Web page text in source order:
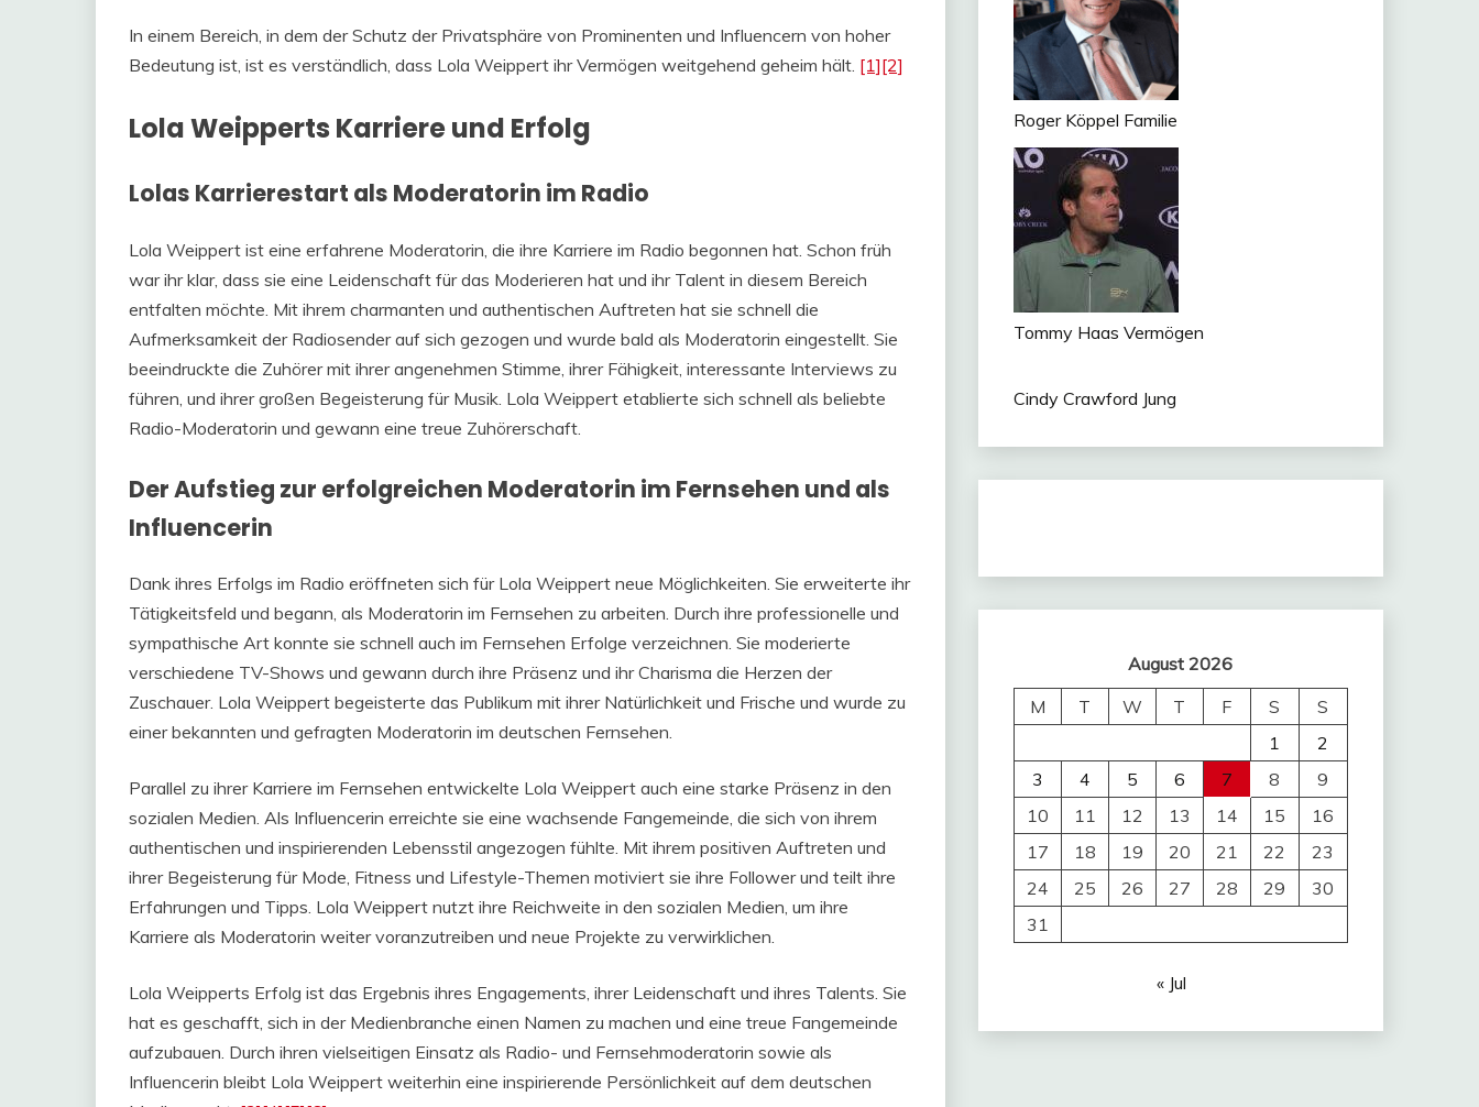
In einem Bereich, in dem der Schutz der Privatsphäre von Prominenten und Influencern von hoher
Bedeutung ist, ist es verständlich, dass Lola Weippert ihr Vermögen weitgehend geheim hält. [1][2]
Lola Weipperts Karriere und Erfolg
Lolas Karrierestart als Moderatorin im Radio
Lola Weippert ist eine erfahrene Moderatorin, die ihre Karriere im Radio begonnen hat. Schon früh
war ihr klar, dass sie eine Leidenschaft für das Moderieren hat und ihr Talent in diesem Bereich
entfalten möchte. Mit ihrem charmanten und authentischen Auftreten hat sie schnell die
Aufmerksamkeit der Radiosender auf sich gezogen und wurde bald als Moderatorin eingestellt. Sie
beeindruckte die Zuhörer mit ihrer angenehmen Stimme, ihrer Fähigkeit, interessante Interviews zu
führen, und ihrer großen Begeisterung für Musik. Lola Weippert etablierte sich schnell als beliebte
Radio-Moderatorin und gewann eine treue Zuhörerschaft.
Der Aufstieg zur erfolgreichen Moderatorin im Fernsehen und als
Influencerin
Dank ihres Erfolgs im Radio eröffneten sich für Lola Weippert neue Möglichkeiten. Sie erweiterte ihr
Tätigkeitsfeld und begann, als Moderatorin im Fernsehen zu arbeiten. Durch ihre professionelle und
sympathische Art konnte sie schnell auch im Fernsehen Erfolge verzeichnen. Sie moderierte
verschiedene TV-Shows und gewann durch ihre Präsenz und ihr Charisma die Herzen der
Zuschauer. Lola Weippert begeisterte das Publikum mit ihrer Natürlichkeit und Frische und wurde zu
einer bekannten und gefragten Moderatorin im deutschen Fernsehen.
Parallel zu ihrer Karriere im Fernsehen entwickelte Lola Weippert auch eine starke Präsenz in den
sozialen Medien. Als Influencerin erreichte sie eine wachsende Fangemeinde, die sich von ihrem
authentischen und inspirierenden Lebensstil angezogen fühlte. Mit ihrem positiven Auftreten und
ihrer Begeisterung für Mode, Fitness und Lifestyle-Themen motiviert sie ihre Follower und teilt ihre
Erfahrungen und Tipps. Lola Weippert nutzt ihre Reichweite in den sozialen Medien, um ihre
Karriere als Moderatorin weiter voranzutreiben und neue Projekte zu verwirklichen.
Lola Weipperts Erfolg ist das Ergebnis ihres Engagements, ihrer Leidenschaft und ihres Talents. Sie
hat es geschafft, sich in der Medienbranche einen Namen zu machen und eine treue Fangemeinde
aufzubauen. Durch ihren vielseitigen Einsatz als Radio- und Fernsehmoderatorin sowie als
Influencerin bleibt Lola Weippert weiterhin eine inspirierende Persönlichkeit auf dem deutschen
Roger Köppel Familie
Tommy Haas Vermögen
Cindy Crawford Jung
August 2026
M
T W T F S
S
1
2
3
4 5 6 7 8
9
10
11 12 13 14 15
16
17
18 19 20 21 22
23
24
25 26 27 28 29
30
31
« Jul